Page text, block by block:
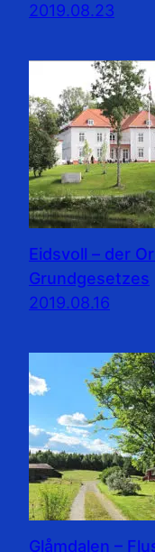
2019.08.23
Eidsvoll – der
Grundgesetzes
2019.08.16
Glåmdalen –